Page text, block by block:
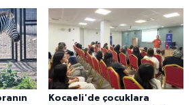
Kocaeli'de çocuklara